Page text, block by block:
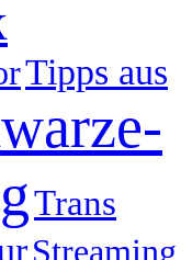
Tipps aus
Trans
Streaming